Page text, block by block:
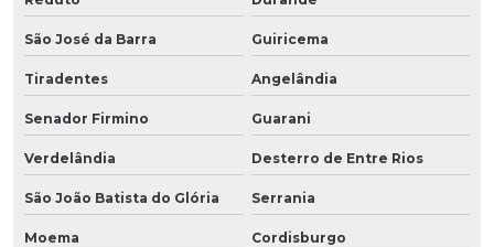
São José da Barra Guiricema
Tiradentes Angelândia
Senador Firmino Guarani
Verdelândia Desterro de Entre Rios
São João Batista do Glória Serrania
Moema Cordisburgo